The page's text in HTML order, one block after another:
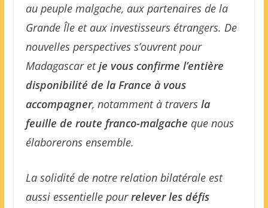
au peuple malgache, aux partenaires de la
Grande Île et aux investisseurs étrangers. De
nouvelles perspectives s’ouvrent pour
Madagascar etje vous confirme l’entière
disponibilité de la France à vous
accompagner, notamment à travers la
feuille de route franco-malgache que nous
élaborerons ensemble.
La solidité de notre relation bilatérale est
aussi essentielle pourrelever les défis